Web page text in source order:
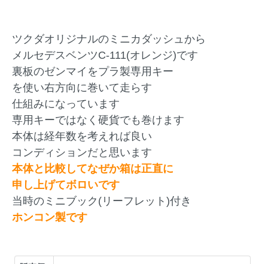
ツクダオリジナルのミニカダッシュから
メルセデスベンツC-111(オレンジ)です
裏板のゼンマイをプラ製専用キー
を使い右方向に巻いて走らす
仕組みになっています
専用キーではなく硬貨でも巻けます
本体は経年数を考えれば良い
コンディションだと思います
本体と比較してなぜか箱は正直に
申し上げてボロいです
当時のミニブック(リーフレット)付き
ホンコン製です